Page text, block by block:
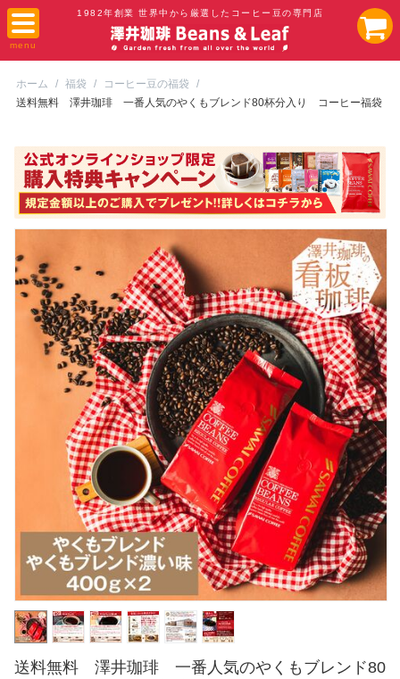
1982年創業 世界中から厳選したコーヒー豆の専門店
ホーム / 福袋 / コーヒー豆の福袋
/
送料無料 澤井珈琲 一番人気のやくもブレンド80杯分入り コーヒー福袋
送料無料 澤井珈琲 一番人気のやくもブレンド80